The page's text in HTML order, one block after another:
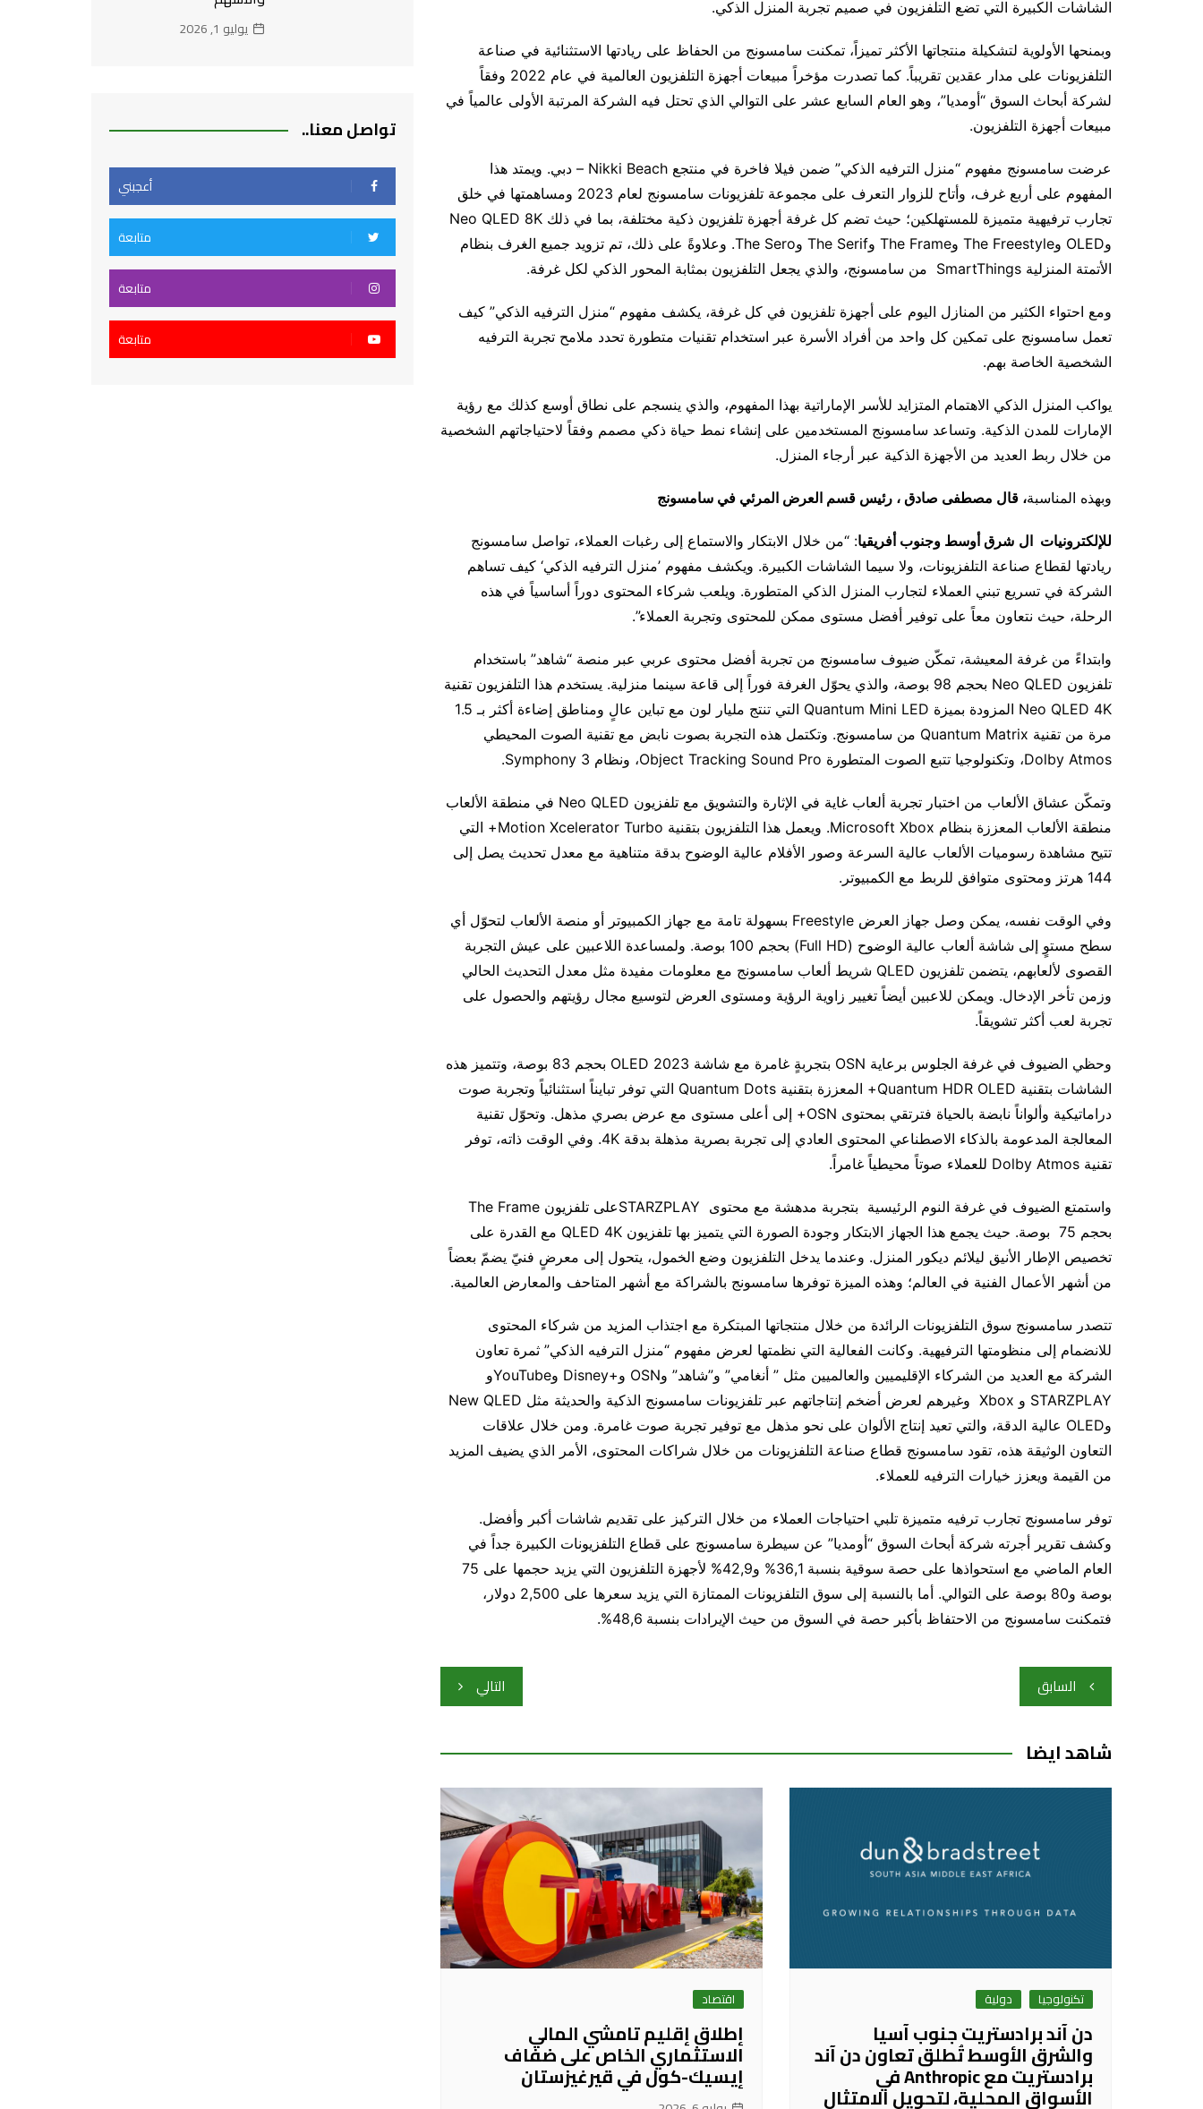
الشاشات الكبيرة التي تضع التلفزيون في صميم تجربة المنزل الذكي.
وبمنحها الأولوية لتشكيلة منتجاتها الأكثر تميزاً، تمكنت سامسونج من الحفاظ على ريادتها الاستثنائية في صناعة
التلفزيونات على مدار عقدين تقريباً. كما تصدرت مؤخراً مبيعات أجهزة التلفزيون العالمية في عام 2022 وفقاً
لشركة أبحاث السوق “أومديا”، وهو العام السابع عشر على التوالي الذي تحتل فيه الشركة المرتبة الأولى عالمياً في
مبيعات أجهزة التلفزيون.
عرضت سامسونج مفهوم “منزل الترفيه الذكي” ضمن فيلا فاخرة في منتجع Nikki Beach – دبي. ويمتد هذا
المفهوم على أربع غرف، وأتاح للزوار التعرف على مجموعة تلفزيونات سامسونج لعام 2023 ومساهمتها في خلق
تجارب ترفيهية متميزة للمستهلكين؛ حيث تضم كل غرفة أجهزة تلفزيون ذكية مختلفة، بما في ذلك Neo QLED 8K
وOLED وThe Freestyle وThe Frame وThe Serif وThe Sero. وعلاوةً على ذلك، تم تزويد جميع الغرف بنظام
الأتمتة المنزلية SmartThings من سامسونج، والذي يجعل التلفزيون بمثابة المحور الذكي لكل غرفة.
ومع احتواء الكثير من المنازل اليوم على أجهزة تلفزيون في كل غرفة، يكشف مفهوم “منزل الترفيه الذكي” كيف
تعمل سامسونج على تمكين كل واحد من أفراد الأسرة عبر استخدام تقنيات متطورة تحدد ملامح تجربة الترفيه
الشخصية الخاصة بهم.
يواكب المنزل الذكي الاهتمام المتزايد للأسر الإماراتية بهذا المفهوم، والذي ينسجم على نطاق أوسع كذلك مع رؤية
الإمارات للمدن الذكية. وتساعد سامسونج المستخدمين على إنشاء نمط حياة ذكي مصمم وفقاً لاحتياجاتهم الشخصية
من خلال ربط العديد من الأجهزة الذكية عبر أرجاء المنزل.
وبهذه المناسبة، قال مصطفى صادق ، رئيس قسم العرض المرئي في سامسونج
للإلكترونيات ال شرق أوسط وجنوب أفريقيا: “من خلال الابتكار والاستماع إلى رغبات العملاء، تواصل سامسونج
ريادتها لقطاع صناعة التلفزيونات، ولا سيما الشاشات الكبيرة. ويكشف مفهوم ’منزل الترفيه الذكي‘ كيف تساهم
الشركة في تسريع تبني العملاء لتجارب المنزل الذكي المتطورة. ويلعب شركاء المحتوى دوراً أساسياً في هذه
الرحلة، حيث نتعاون معاً على توفير أفضل مستوى ممكن للمحتوى وتجربة العملاء”.
وابتداءً من غرفة المعيشة، تمكّن ضيوف سامسونج من تجربة أفضل محتوى عربي عبر منصة “شاهد” باستخدام
تلفزيون Neo QLED بحجم 98 بوصة، والذي يحوّل الغرفة فوراً إلى قاعة سينما منزلية. يستخدم هذا التلفزيون تقنية
Neo QLED 4K المزودة بميزة Quantum Mini LED التي تنتج مليار لون مع تباين عالٍ ومناطق إضاءة أكثر بـ 1.5
مرة من تقنية Quantum Matrix من سامسونج. وتكتمل هذه التجربة بصوت نابض مع تقنية الصوت المحيطي
Dolby Atmos، وتكنولوجيا تتبع الصوت المتطورة Object Tracking Sound Pro، ونظام Symphony 3.
وتمكّن عشاق الألعاب من اختبار تجربة ألعاب غاية في الإثارة والتشويق مع تلفزيون Neo QLED في منطقة الألعاب
منطقة الألعاب المعززة بنظام Microsoft Xbox. ويعمل هذا التلفزيون بتقنية Motion Xcelerator Turbo+ التي
تتيح مشاهدة رسوميات الألعاب عالية السرعة وصور الأفلام عالية الوضوح بدقة متناهية مع معدل تحديث يصل إلى
144 هرتز ومحتوى متوافق للربط مع الكمبيوتر.
وفي الوقت نفسه، يمكن وصل جهاز العرض Freestyle بسهولة تامة مع جهاز الكمبيوتر أو منصة الألعاب لتحوّل أي
سطح مستوٍ إلى شاشة ألعاب عالية الوضوح (Full HD) بحجم 100 بوصة. ولمساعدة اللاعبين على عيش التجربة
القصوى لألعابهم، يتضمن تلفزيون QLED شريط ألعاب سامسونج مع معلومات مفيدة مثل معدل التحديث الحالي
وزمن تأخر الإدخال. ويمكن للاعبين أيضاً تغيير زاوية الرؤية ومستوى العرض لتوسيع مجال رؤيتهم والحصول على
تجربة لعب أكثر تشويقاً.
وحظي الضيوف في غرفة الجلوس برعاية OSN بتجربةٍ غامرة مع شاشة 2023 OLED بحجم 83 بوصة، وتتميز هذه
الشاشات بتقنية Quantum HDR OLED+ المعززة بتقنية Quantum Dots التي توفر تبايناً استثنائياً وتجربة صوت
دراماتيكية وألواناً نابضة بالحياة فترتقي بمحتوى OSN+ إلى أعلى مستوى مع عرض بصري مذهل. وتحوّل تقنية
المعالجة المدعومة بالذكاء الاصطناعي المحتوى العادي إلى تجربة بصرية مذهلة بدقة 4K. وفي الوقت ذاته، توفر
تقنية Dolby Atmos للعملاء صوتاً محيطياً غامراً.
واستمتع الضيوف في غرفة النوم الرئيسية بتجربة مدهشة مع محتوى STARZPLAYعلى تلفزيون The Frame
بحجم 75 بوصة. حيث يجمع هذا الجهاز الابتكار وجودة الصورة التي يتميز بها تلفزيون QLED 4K مع القدرة على
تخصيص الإطار الأنيق ليلائم ديكور المنزل. وعندما يدخل التلفزيون وضع الخمول، يتحول إلى معرضٍ فنيّ يضمّ بعضاً
من أشهر الأعمال الفنية في العالم؛ وهذه الميزة توفرها سامسونج بالشراكة مع أشهر المتاحف والمعارض العالمية.
تتصدر سامسونج سوق التلفزيونات الرائدة من خلال منتجاتها المبتكرة مع اجتذاب المزيد من شركاء المحتوى
للانضمام إلى منظومتها الترفيهية. وكانت الفعالية التي نظمتها لعرض مفهوم “منزل الترفيه الذكي” ثمرة تعاون
الشركة مع العديد من الشركاء الإقليميين والعالميين مثل ” أنغامي” و”شاهد” وOSN و+Disney وYouTubeو
STARZPLAY و Xbox وغيرهم لعرض أضخم إنتاجاتهم عبر تلفزيونات سامسونج الذكية والحديثة مثل New QLED
وOLED عالية الدقة، والتي تعيد إنتاج الألوان على نحو مذهل مع توفير تجربة صوت غامرة. ومن خلال علاقات
التعاون الوثيقة هذه، تقود سامسونج قطاع صناعة التلفزيونات من خلال شراكات المحتوى، الأمر الذي يضيف المزيد
من القيمة ويعزز خيارات الترفيه للعملاء.
توفر سامسونج تجارب ترفيه متميزة تلبي احتياجات العملاء من خلال التركيز على تقديم شاشات أكبر وأفضل.
وكشف تقرير أجرته شركة أبحاث السوق “أومديا” عن سيطرة سامسونج على قطاع التلفزيونات الكبيرة جداً في
العام الماضي مع استحواذها على حصة سوقية بنسبة 36,1% و42,9% لأجهزة التلفزيون التي يزيد حجمها على 75
بوصة و80 بوصة على التوالي. أما بالنسبة إلى سوق التلفزيونات الممتازة التي يزيد سعرها على 2,500 دولار،
فتمكنت سامسونج من الاحتفاظ بأكبر حصة في السوق من حيث الإيرادات بنسبة 48,6%.
تصفّح
المقالات
السابق التالي
شاهد ايضا
تكنولوجيا دولية
دن آند برادستريت جنوب آسيا
والشرق الأوسط تُطلق تعاون دن آند
برادستريت مع Anthropic في
الأسواق المحلية، لتحويل الامتثال
اقتصاد
إطلاق إقليم تامشي المالي
الاستثماري الخاص على ضفاف
إيسيك-كول في قيرغيزستان
يوليو 1, 2026
تواصل معنا..
أعجبني
متابعة
متابعة
متابعة